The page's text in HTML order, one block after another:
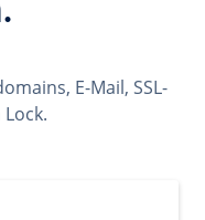
E-Mail, SSL-